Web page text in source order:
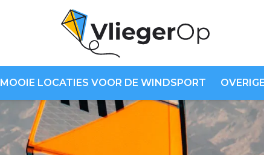
MOOIE LOCATIES VOOR DE WINDSPORT